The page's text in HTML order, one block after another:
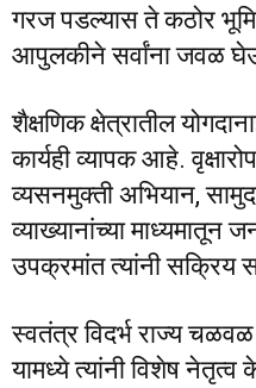
गरज पडल्यास ते कठोर
आपुलकीने सर्वांना जवळ
शैक्षणिक क्षेत्रातील
कार्यही व्यापक आहे.
व्यसनमुक्ती अभियान,
व्याख्यानांच्या माध्यमातून
उपक्रमांत त्यांनी सक्रिय
स्वतंत्र विदर्भ राज्य
यामध्ये त्यांनी विशेष नेतृत्व